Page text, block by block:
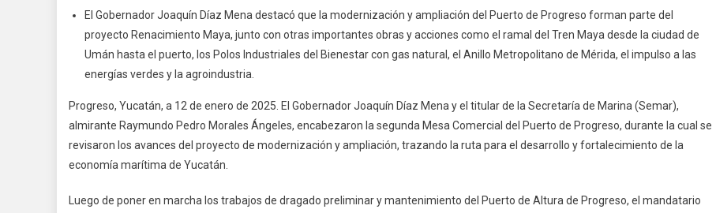
Avances
Del
Proyecto
Y
Ampliación
Del
La
El Gobernador Joaquín Díaz Mena destacó que la modernización y ampliación del Puerto de Progreso forman parte del
proyecto Renacimiento Maya, junto con otras importantes obras y acciones como el ramal del Tren Maya desde la ciudad de
Umán hasta el puerto, los Polos Industriales del Bienestar con gas natural, el Anillo Metropolitano de Mérida, el impulso a las
energías verdes y la agroindustria.
Progreso, Yucatán, a 12 de enero de 2025. El Gobernador Joaquín Díaz Mena y el titular de la Secretaría de Marina (Semar),
almirante Raymundo Pedro Morales Ángeles, encabezaron la segunda Mesa Comercial del Puerto de Progreso, durante la cual se
revisaron los avances del proyecto de modernización y ampliación, trazando la ruta para el desarrollo y fortalecimiento de la
economía marítima de Yucatán.
Luego de poner en marcha los trabajos de dragado preliminar y mantenimiento del Puerto de Altura de Progreso, el mandatario